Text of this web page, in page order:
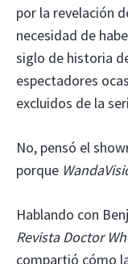
por la revelación
necesidad de
siglo de historia
espectadores
excluidos de la
No, pensó el
porque
Hablando con
Revista Doctor
compartió cómo